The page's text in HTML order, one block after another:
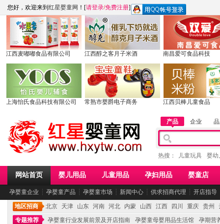
您好，欢迎来到 红星婴童网 ！[请登录/免费注册]
江西麦嘟嘟食品有限公司 江西醇之客月子米酒 南昌爱可食品科技
上海怡氏食品科技有限公司 常熟市婴爵电子商务 江西贝棒儿童食品
产品 企业
热搜： 儿童玩具 婴幼
网站首页 婴儿用品 儿童用品 孕妇用品 婴童店
孕婴童企业 ┆ 孕婴童产品 ┆ 孕婴童市场 ┆ 新闻中心 ┆ 供求招商代理 ┆ 开店指导
地区招商 北京 天津 山东 河南 河北 内蒙 山西 江西 四川 重庆 贵州
专题推荐
孕婴童行业发展前景及开店指南 孕婴童母婴用品生活馆 孕期营